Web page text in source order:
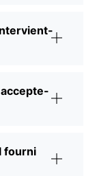
accepte-
fourni